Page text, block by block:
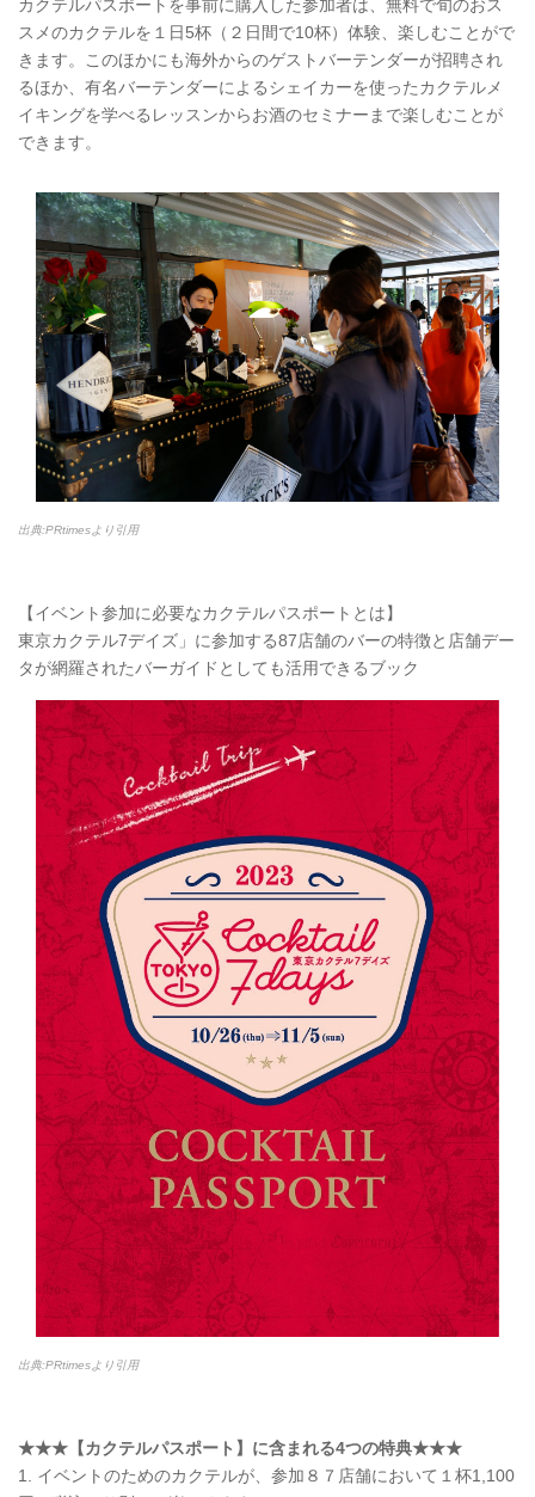
カクテルパスポートを事前に購入した参加者は、無料で旬のおス
スメのカクテルを１日5杯（２日間で10杯）体験、楽しむことがで
きます。このほかにも海外からのゲストバーテンダーが招聘され
るほか、有名バーテンダーによるシェイカーを使ったカクテルメ
イキングを学べるレッスンからお酒のセミナーまで楽しむことが
できます。
出典:PRtimesより引用
【イベント参加に必要なカクテルパスポートとは】
東京カクテル7デイズ」に参加する87店舗のバーの特徴と店舗デー
タが網羅されたバーガイドとしても活用できるブック
出典:PRtimesより引用
★★★【カクテルパスポート】に含まれる4つの特典★★★
1. イベントのためのカクテルが、参加８７店舗において１杯1,100